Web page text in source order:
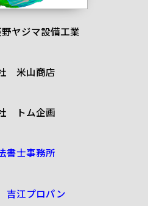
ヤジマ設備工業
米山商店
トム企画
書士事務所
江プロパン